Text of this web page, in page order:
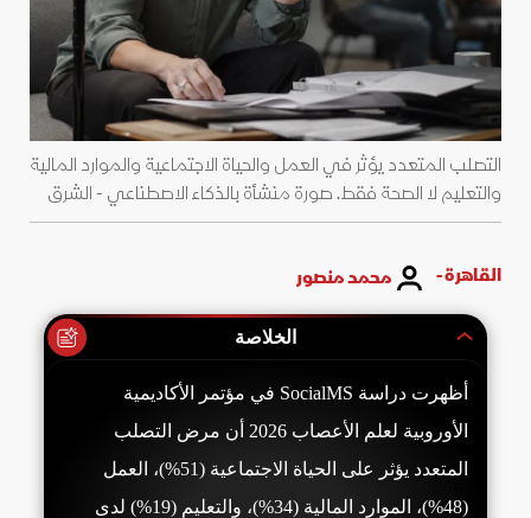
التصلب المتعدد يؤثر في العمل والحياة الاجتماعية والموارد المالية
والتعليم لا الصحة فقط. صورة منشأة بالذكاء الاصطناعي - الشرق
القاهرة - محمد منصور
الخلاصة
أظهرت دراسة SocialMS في مؤتمر الأكاديمية
الأوروبية لعلم الأعصاب 2026 أن مرض التصلب
المتعدد يؤثر على الحياة الاجتماعية (51%)، العمل
(48%)، الموارد المالية (34%)، والتعليم (19%) لدى